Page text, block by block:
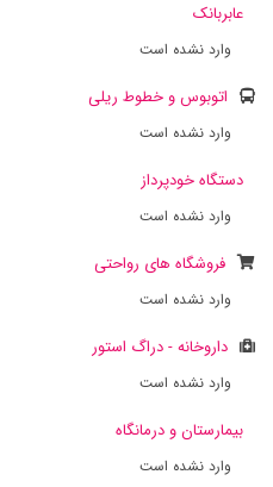
عابربانک
وارد نشده است
اتوبوس و خطوط ریلی
وارد نشده است
دستگاه خودپرداز
وارد نشده است
فروشگاه های رواحتی
وارد نشده است
داروخانه - دراگ استور
وارد نشده است
بیمارستان و درمانگاه
وارد نشده است